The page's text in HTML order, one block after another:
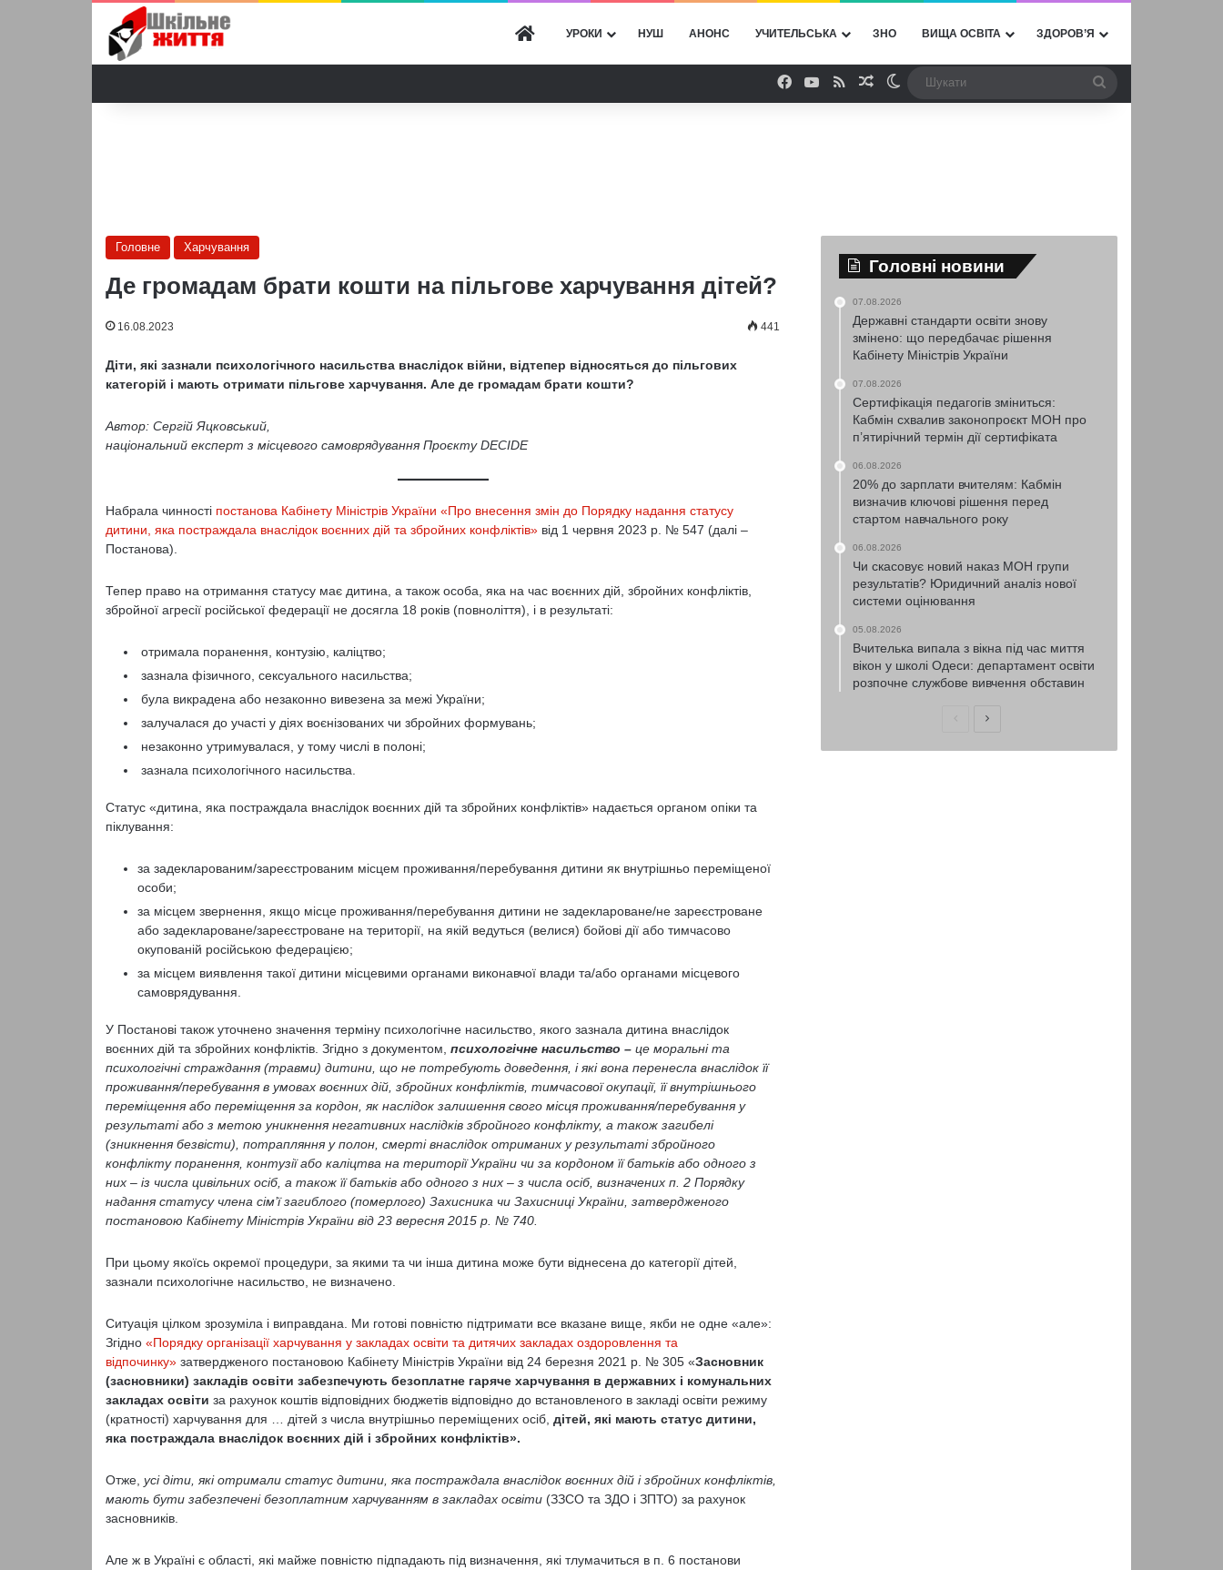
ГОЛОВНА
УРОКИ НУШ АНОНС УЧИТЕЛЬСЬКА ЗНО ВИЩА ОСВІТА ЗДОРОВ’Я
Facebook
YouTube
RSSВипадкова стаття
Switch skin
Головне Харчування
Де громадам брати кошти на пільгове харчування дітей?
16.08.2023 441
Діти, які зазнали психологічного насильства внаслідок війни, відтепер відносяться до пільгових
категорій і мають отримати пільгове харчування. Але де громадам брати кошти?
Автор: Cергій Яцковський,
національний експерт з місцевого самоврядування Проєкту DECIDE
Набрала чинності постанова Кабінету Міністрів України «Про внесення змін до Порядку надання статусу
дитини, яка постраждала внаслідок воєнних дій та збройних конфліктів»від 1 червня 2023 р. № 547 (далі –
Постанова).
Тепер право на отримання статусу має дитина, а також особа, яка на час воєнних дій, збройних конфліктів,
збройної агресії російської федерації не досягла 18 років (повноліття), і в результаті:
отримала поранення, контузію, каліцтво;
зазнала фізичного, сексуального насильства;
була викрадена або незаконно вивезена за межі України;
залучалася до участі у діях воєнізованих чи збройних формувань;
незаконно утримувалася, у тому числі в полоні;
зазнала психологічного насильства.
Статус «дитина, яка постраждала внаслідок воєнних дій та збройних конфліктів» надається органом опіки та
піклування:
за задекларованим/зареєстрованим місцем проживання/перебування дитини як внутрішньо переміщеної
особи;
за місцем звернення, якщо місце проживання/перебування дитини не задеклароване/не зареєстроване
або задеклароване/зареєстроване на території, на якій ведуться (велися) бойові дії або тимчасово
окупованій російською федерацією;
за місцем виявлення такої дитини місцевими органами виконавчої влади та/або органами місцевого
самоврядування.
У Постанові також уточнено значення терміну психологічне насильство, якого зазнала дитина внаслідок
воєнних дій та збройних конфліктів. Згідно з документом, психологічне насильство – це моральні та
психологічні страждання (травми) дитини, що не потребують доведення, і які вона перенесла внаслідок її
проживання/перебування в умовах воєнних дій, збройних конфліктів, тимчасової окупації, її внутрішнього
переміщення або переміщення за кордон, як наслідок залишення свого місця проживання/перебування у
результаті або з метою уникнення негативних наслідків збройного конфлікту, а також загибелі
(зникнення безвісти), потрапляння у полон, смерті внаслідок отриманих у результаті збройного
конфлікту поранення, контузії або каліцтва на території України чи за кордоном її батьків або одного з
них – із числа цивільних осіб, а також її батьків або одного з них – з числа осіб, визначених п. 2 Порядку
надання статусу члена сім’ї загиблого (померлого) Захисника чи Захисниці України, затвердженого
постановою Кабінету Міністрів України від 23 вересня 2015 р. № 740.
При цьому якоїсь окремої процедури, за якими та чи інша дитина може бути віднесена до категорії дітей,
зазнали психологічне насильство, не визначено.
Ситуація цілком зрозуміла і виправдана. Ми готові повністю підтримати все вказане вище, якби не одне «але»:
Згідно «Порядку організації харчування у закладах освіти та дитячих закладах оздоровлення та
відпочинку»затвердженого постановою Кабінету Міністрів України від 24 березня 2021 р. № 305 «Засновник
(засновники) закладів освіти забезпечують безоплатне гаряче харчування в державних і комунальних
закладах освіти за рахунок коштів відповідних бюджетів відповідно до встановленого в закладі освіти режиму
(кратності) харчування для … дітей з числа внутрішньо переміщених осіб, дітей, які мають статус дитини,
яка постраждала внаслідок воєнних дій і збройних конфліктів».
Отже, усі діти, які отримали статус дитини, яка постраждала внаслідок воєнних дій і збройних конфліктів,
мають бути забезпечені безоплатним харчуванням в закладах освіти(ЗЗСО та ЗДО і ЗПТО) за рахунок
засновників.
Але ж в Україні є області, які майже повністю підпадають під визначення, які тлумачиться в п. 6 постанови
Головні новини
07.08.2026
Державні стандарти освіти знову
змінено: що передбачає рішення
Кабінету Міністрів України
07.08.2026
Сертифікація педагогів зміниться:
Кабмін схвалив законопроєкт МОН про
п’ятирічний термін дії сертифіката
06.08.2026
20% до зарплати вчителям: Кабмін
визначив ключові рішення перед
стартом навчального року
06.08.2026
Чи скасовує новий наказ МОН групи
результатів? Юридичний аналіз нової
системи оцінювання
05.08.2026
Вчителька випала з вікна під час миття
вікон у школі Одеси: департамент освіти
розпочне службове вивчення обставин
ПопередняНаступна